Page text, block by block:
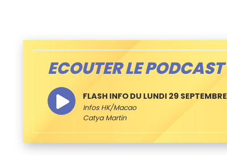
ECOUTER LE PODCAST
FLASH INFO DU LUNDI 29 SEPTEMBRE
Infos HK/Macao
Catya Martin